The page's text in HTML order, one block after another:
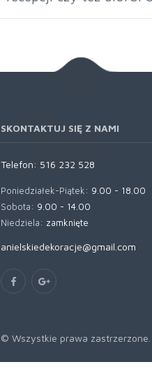
SKONTAKTUJ SIĘ Z NAMI
Telefon: 516 232 528
Poniedziałek-Piątek: 9.00 - 18.00
Sobota: 9.00 - 14.00
Niedziela: zamknięte
anielskiedekoracje@gmail.com
© Wszystkie prawa